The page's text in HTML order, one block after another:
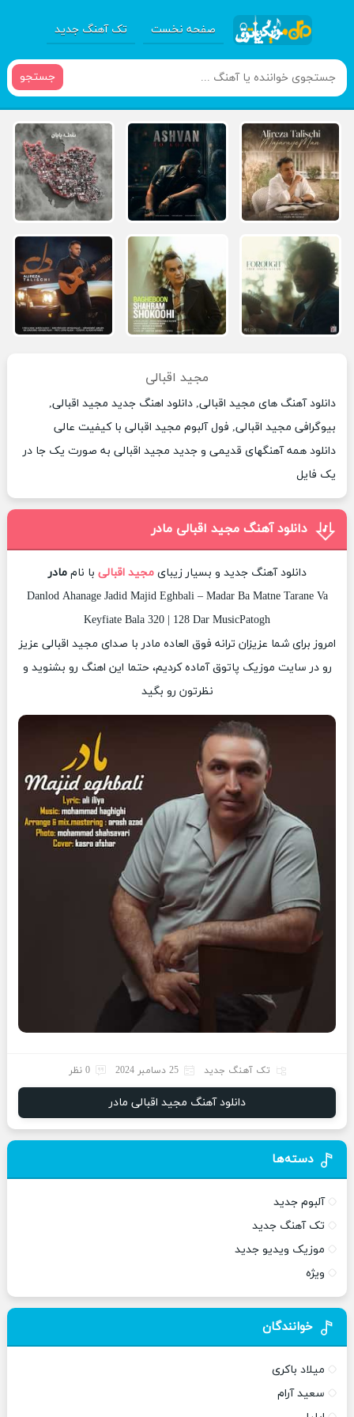
صفحه نخست تک آهنگ جدید
جستجو
مجید اقبالی
دانلود آهنگ های مجید اقبالی, دانلود اهنگ جدید مجید اقبالی,
بیوگرافی مجید اقبالی, فول آلبوم مجید اقبالی با کیفیت عالی
دانلود همه آهنگهای قدیمی و جدید مجید اقبالی به صورت یک جا در
یک فایل
دانلود آهنگ مجید اقبالی مادر
دانلود آهنگ جدید و بسیار زیبایمجید اقبالی با ناممادر
Danlod Ahanage Jadid Majid Eghbali – Madar Ba Matne Tarane Va
Keyfiate Bala 320 | 128 Dar MusicPatogh
امروز برای شما عزیزان ترانه فوق العاده مادر با صدای مجید اقبالی عزیز
رو در سایت موزیک پاتوق آماده کردیم، حتما این اهنگ رو بشنوید و
نظرتون رو بگید
تک آهنگ جدید 25 دسامبر 2024 0 نظر
دانلود آهنگ مجید اقبالی مادر
دسته‌ها
آلبوم جدید
تک آهنگ جدید
موزیک ویدیو جدید
ویژه
خوانندگان
میلاد باکری
سعید آرام